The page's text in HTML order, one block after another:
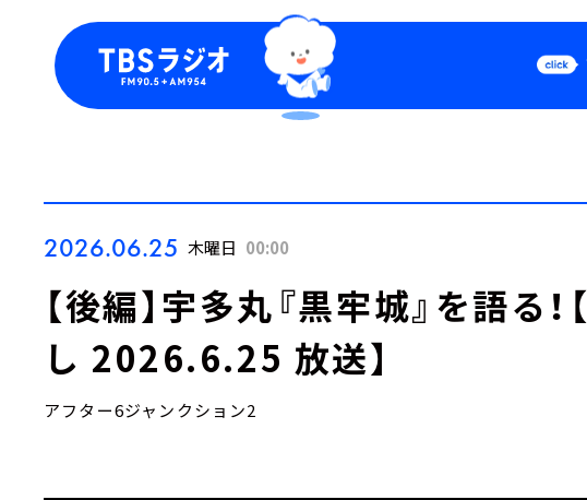
Podcast
2026.06.25 木曜日 00:00
【後編】宇多丸『黒牢城』を語る
し 2026.6.25 放送】
アフター6ジャンクション2